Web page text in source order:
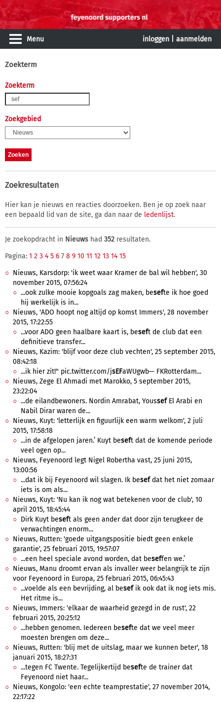
Menu inloggen aanmelden
Zoekterm
Zoekterm
Zoekgebied
Zoekresultaten
Hier kan je nieuws en reacties doorzoeken. Ben je op zoek naar
een bepaald lid van de site, ga dan naar de ledenlijst.
Je zoekopdracht in Nieuws had 352 resultaten.
Pagina: 1 2 3 4 5 6 7 8 9 10 11 12 13 14 15
Nieuws, Karsdorp: 'ik weet waar Kramer de bal wil hebben', 30
november 2015, 07:56:24
...ook zulke mooie kopgoals zag maken, besefte ik hoe goed
hij werkelijk is in...
Nieuws, 'ADO hoopt nog altijd op komst Immers', 28 november
2015, 17:22:55
...voor ADO geen haalbare kaart is, beseft de club dat een
definitieve transfer...
Nieuws, Kazim: 'blijf voor deze club vechten', 25 september 2015,
08:42:18
...ik hier zit!" pic.twitter.com/jsEFaWUgwb— FKRotterdam...
Nieuws, Zege El Ahmadi met Marokko, 5 september 2015,
23:22:04
...de eilandbewoners. Nordin Amrabat, YoussefEl Arabi en
Nabil Dirar waren de...
Nieuws, Kuyt: 'letterlijk en figuurlijk een warm welkom', 2 juli
2015, 17:58:18
...in de afgelopen jaren.’ Kuyt beseft dat de komende periode
veel ogen op...
Nieuws, Feyenoord legt Nigel Robertha vast, 25 juni 2015,
13:00:56
...dat ik bij Feyenoord wil slagen. Ik besefdat het niet zomaar
iets is om als...
Nieuws, Kuyt: 'Nu kan ik nog wat betekenen voor de club', 10
april 2015, 18:45:44
Dirk Kuyt beseft als geen ander dat door zijn terugkeer de
verwachtingen enorm...
Nieuws, Rutten: 'goede uitgangspositie biedt geen enkele
garantie', 25 februari 2015, 19:57:07
...een heel speciale avond worden, dat beseffen we.’
Nieuws, Manu droomt ervan als invaller weer belangrijk te zijn
voor Feyenoord in Europa, 25 februari 2015, 06:45:43
...voelde als een bevrijding, al besefik ook dat ik nog iets mis.
Het ritme is...
Nieuws, Immers: 'elkaar de waarheid gezegd in de rust', 22
februari 2015, 20:25:12
...hebben genomen. Iedereen besefte dat we veel meer
moesten brengen om deze...
Nieuws, Rutten: 'blij met de uitslag, maar we kunnen beter', 18
januari 2015, 18:27:31
...tegen FC Twente. Tegelijkertijd besefte de trainer dat
Feyenoord niet haar...
Nieuws, Kongolo: 'een echte teamprestatie', 27 november 2014,
22:17:22